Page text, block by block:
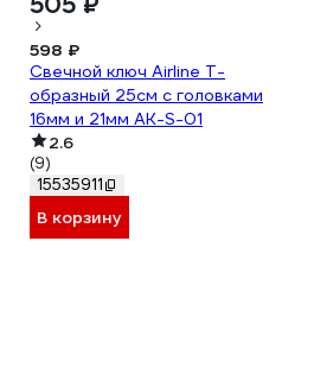
598 ₽
Свечной ключ Airline Т-
образный 25см с головками
16мм и 21мм AK-S-01
2.6
(9)
15535911
В корзину